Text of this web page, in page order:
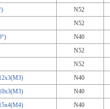
N52
N52
N40
N52
N52
N40
N40
N40